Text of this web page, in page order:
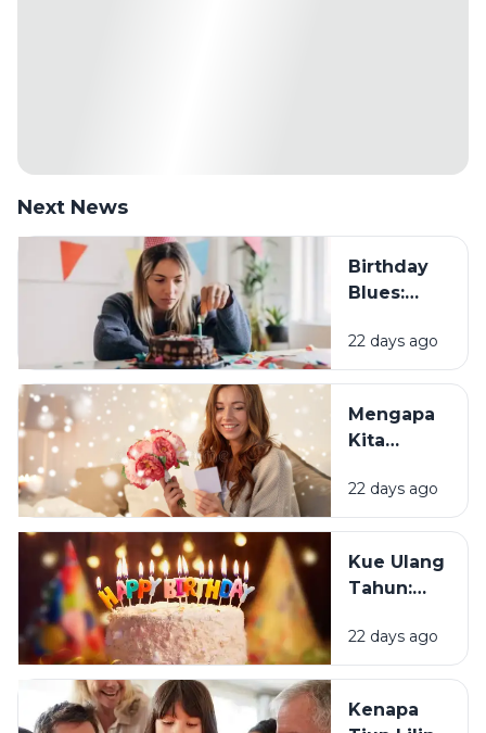
Next News
Birthday
Blues:
Sebagian
Orang
Merasa
Sedih Saat
Tahun?
22 days ago
Mengapa
Kita
Mendapat
Ucapan
Tahun?
22 days ago
Kue Ulang
Tahun:
Tradisi Ini
Berawal?
22 days ago
Kenapa